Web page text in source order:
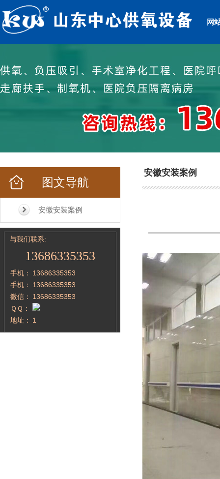
网
图文导航
安徽安装案例
与我们联系:
13686335353
手机：
13686335353
手机：
13686335353
微信：
13686335353
ＱＱ：
地址：
1
安徽安装案例